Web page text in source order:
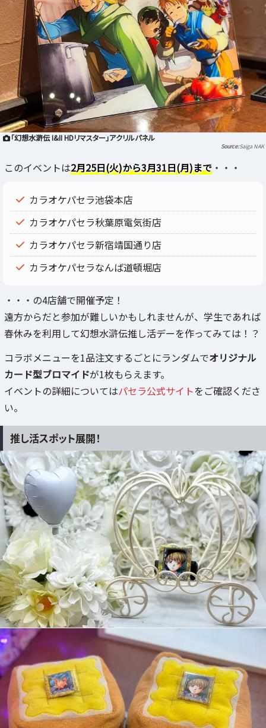
「幻想水滸伝 I&II HDリマスター」アクリルパネル
Saiga NAK
このイベントは2月25日(火)から3月31日(月)まで ・・・
カラオケパセラ池袋本店
カラオケパセラ秋葉原電気街店
カラオケパセラ新宿靖国通り店
カラオケパセラなんば道頓堀店
・・・の4店舗で開催予定！
遠方からだと参加が難しいかもしれませんが、学生であれば
春休みを利用して幻想水滸伝推し活デーを作ってみては！？
コラボメニューを1品注文するごとにランダムでオリジナル
カード型ブロマイドが1枚もらえます。
イベントの詳細についてはパセラ公式サイトをご確認くださ
い。
推し活スポット展開！